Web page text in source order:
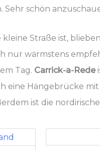
schön
Straße ist,
nur wärmstens
Tag. Carrick-a-Rede
eine Hängebrücke
ist die